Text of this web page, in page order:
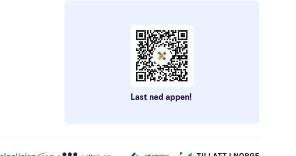
Last ned appen!